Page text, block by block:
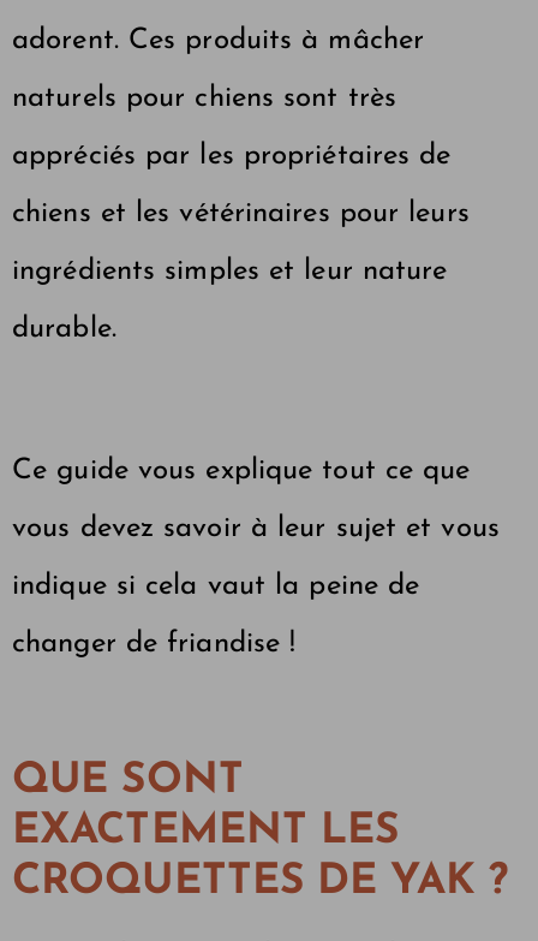
adorent. Ces produits à mâcher
naturels pour chiens sont très
appréciés par les propriétaires de
chiens et les vétérinaires pour leurs
ingrédients simples et leur nature
durable.
Ce guide vous explique tout ce que
vous devez savoir à leur sujet et vous
indique si cela vaut la peine de
changer de friandise !
QUE SONT
EXACTEMENT LES
CROQUETTES DE YAK ?